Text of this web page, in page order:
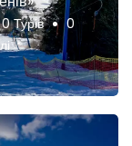
0 Турів
0